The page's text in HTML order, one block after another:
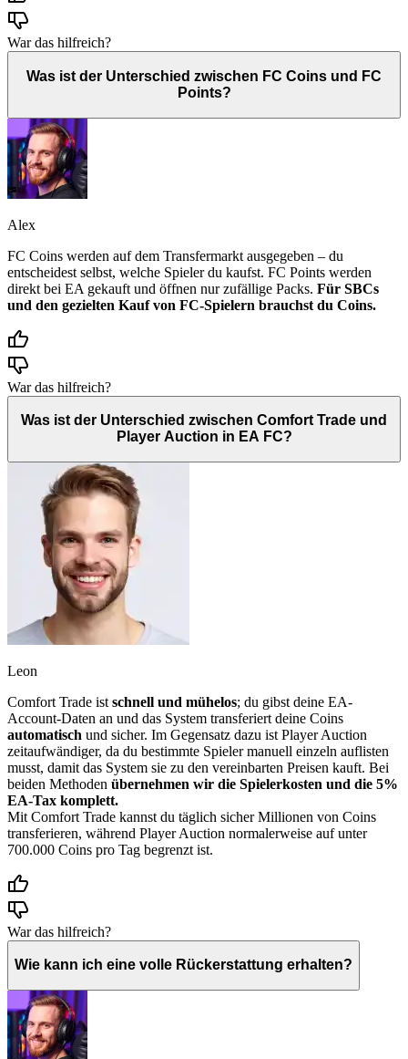
War das hilfreich?
Was ist der Unterschied zwischen FC Coins und FC
Points?
Alex
FC Coins werden auf dem Transfermarkt ausgegeben – du
entscheidest selbst, welche Spieler du kaufst. FC Points werden
direkt bei EA gekauft und öffnen nur zufällige Packs. Für SBCs
und den gezielten Kauf von FC-Spielern brauchst du Coins.
War das hilfreich?
Was ist der Unterschied zwischen Comfort Trade und
Player Auction in EA FC?
Leon
Comfort Trade ist schnell und mühelos; du gibst deine EA-
Account-Daten an und das System transferiert deine Coins
automatisch und sicher. Im Gegensatz dazu ist Player Auction
zeitaufwändiger, da du bestimmte Spieler manuell einzeln auflisten
musst, damit das System sie zu den vereinbarten Preisen kauft. Bei
beiden Methoden übernehmen wir die Spielerkosten und die 5%
EA-Tax komplett.
Mit Comfort Trade kannst du täglich sicher Millionen von Coins
transferieren, während Player Auction normalerweise auf unter
700.000 Coins pro Tag begrenzt ist.
War das hilfreich?
Wie kann ich eine volle Rückerstattung erhalten?